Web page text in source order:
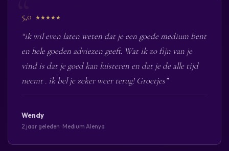
5,0 ★★★★★
“ik wil even laten weten dat je een goede medium bent
en hele goeden adviezen geeft. Wat ik zo fijn van je
vind is dat je goed kan luisteren en dat je de alle tijd
neemt . ik bel je zeker weer terug! Groetjes”
Wendy
2 jaar geleden · Medium Alenya